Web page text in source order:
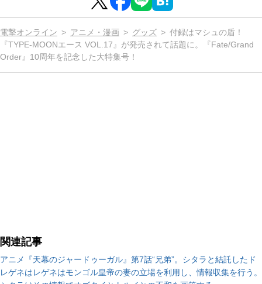
電撃オンライン アニメ・漫画 グッズ
付録はマシュの盾！
『TYPE-MOONエース VOL.17』が発売されて話題に。『Fate/Grand
Order』10周年を記念した大特集号！
関連記事
アニメ『天幕のジャードゥーガル』第7話“兄弟”。シタラと結託したド
レゲネはレゲネはモンゴル皇帝の妻の立場を利用し、情報収集を行う。